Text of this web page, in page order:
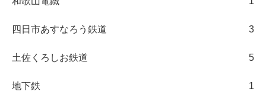
四日市あすなろう鉄道 3
土佐くろしお鉄道 5
地下鉄 1